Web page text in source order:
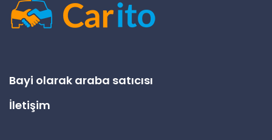
Bayi olarak araba satıcısı
İletişim